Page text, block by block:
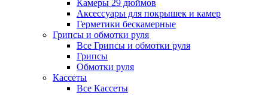
Камеры 29 дюймов
Аксессуары для покрышек и камер
Герметики бескамерные
Грипсы и обмотки руля
Все Грипсы и обмотки руля
Грипсы
Обмотки руля
Кассеты
Все Кассеты